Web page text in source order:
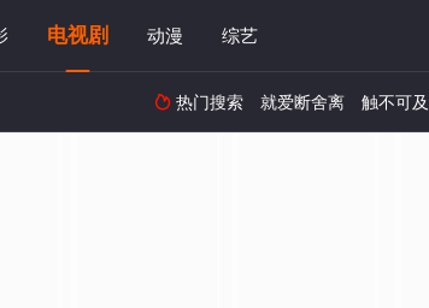
电视剧 动漫 综艺
 热门搜索 就爱断舍离 触不可及